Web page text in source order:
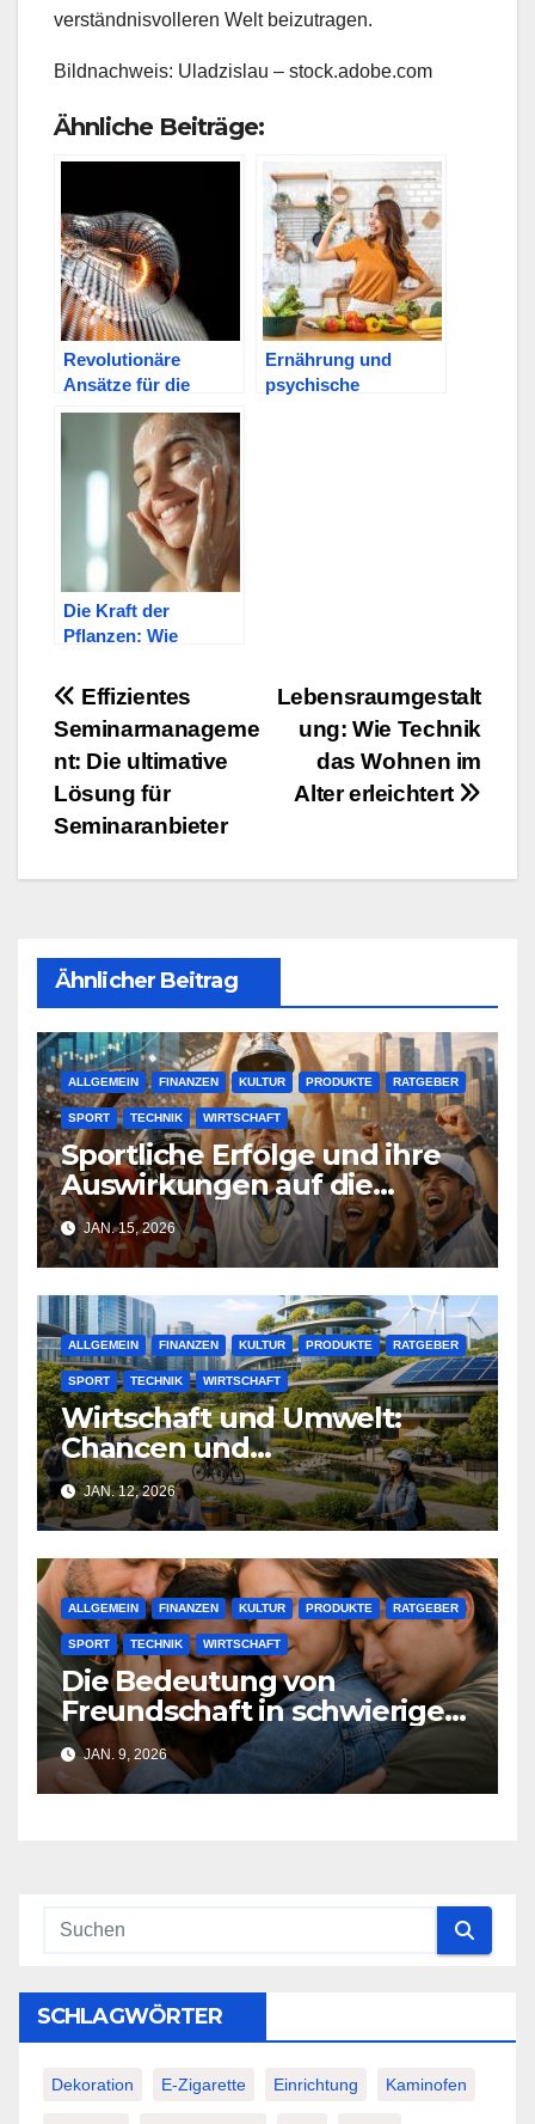
verständnisvolleren Welt beizutragen.
Bildnachweis: Uladzislau – stock.adobe.com
Ähnliche Beiträge:
Revolutionäre
Ansätze für die
dezentrale
Energieerzeugung?
Ernährung und
psychische
Die Kraft der
Pflanzen: Wie
Inhaltsstoffe unsere
Hautpflege
bereichern
Beitragsnavigation
Lebensraumgestalt
ung: Wie Technik
das Wohnen im
Alter erleichtert
Effizientes
Seminarmanageme
nt: Die ultimative
Lösung für
Seminaranbieter
Ähnlicher Beitrag
ALLGEMEIN FINANZEN KULTUR PRODUKTE RATGEBER
SPORT TECHNIK WIRTSCHAFT
Sportliche Erfolge und ihre
Auswirkungen auf die
Wirtschaft: Eine Analyse
JAN. 15, 2026
ALLGEMEIN FINANZEN KULTUR PRODUKTE RATGEBER
SPORT TECHNIK WIRTSCHAFT
Wirtschaft und Umwelt:
Chancen und
Herausforderungen im 21.
Jahrhundert
JAN. 12, 2026
ALLGEMEIN FINANZEN KULTUR PRODUKTE RATGEBER
SPORT TECHNIK WIRTSCHAFT
Die Bedeutung von
Freundschaft in schwierigen
Zeiten: Ein Leitfaden
JAN. 9, 2026
SCHLAGWÖRTER
Dekoration E-Zigarette Einrichtung Kaminofen